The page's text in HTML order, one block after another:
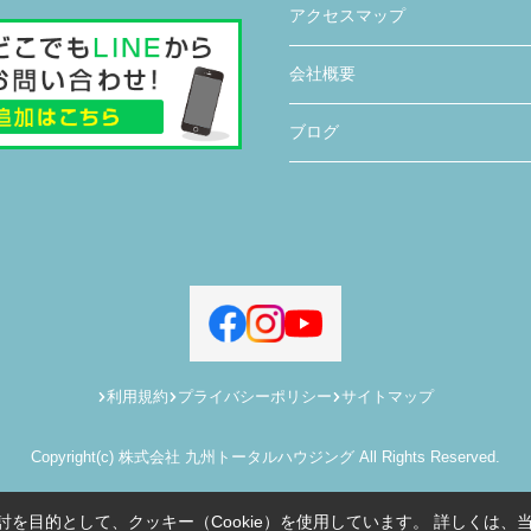
アクセスマップ
会社概要
ブログ
利用規約 プライバシーポリシー サイトマップ
Copyright(c) 株式会社 九州トータルハウジング All Rights Reserved.
目的として、クッキー（Cookie）を使用しています。 詳しくは、